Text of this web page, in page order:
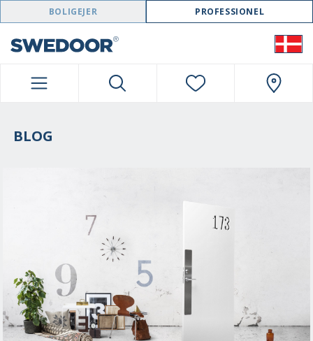
SWEDOOR NAVIGATION
BOLIGEJER PROFESSIONEL
BLOG